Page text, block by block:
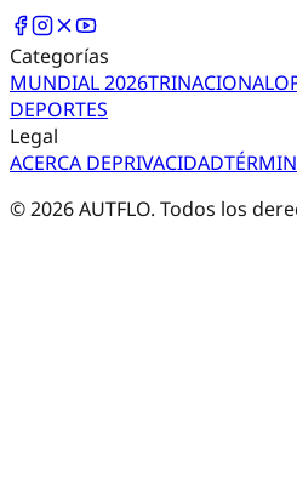
Categorías
MUNDIAL 2026TRINACIONAL
DEPORTES
Legal
ACERCA DEPRIVACIDAD
©2026AUTFLO. Todos los